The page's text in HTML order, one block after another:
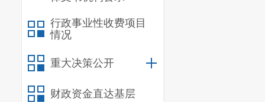
行政事业性收费项目
情况
重大决策公开
财政资金直达基层